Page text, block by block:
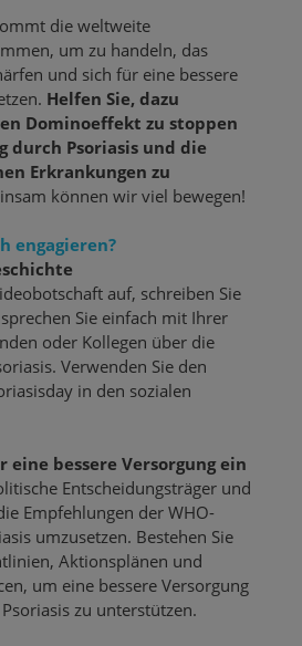
die weltweite
um zu handeln, das
und sich für eine bessere
Helfen Sie, dazu
Dominoeffekt zu stoppen
durch Psoriasis und die
Erkrankungen zu
können wir viel bewegen!
engagieren?
auf, schreiben Sie
Sie einfach mit Ihrer
oder Kollegen über die
Verwenden Sie den
in den sozialen
eine bessere Versorgung ein
Entscheidungsträger und
Empfehlungen der WHO-
umzusetzen. Bestehen Sie
Aktionsplänen und
um eine bessere Versorgung
zu unterstützen.